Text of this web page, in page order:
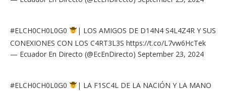
#ELCH0CH0L0G0
| LOS AMIGOS DE D14N4 S4L4Z4R Y SUS
CONEXIONES CON LOS C4RT3L3S https://t.co/L7vw6HcTek
— Ecuador En Directo (@EcEnDirecto) September 23, 2024
#ELCH0CH0L0G0
| LA F1SC4L DE LA NACIÓN Y LA MANO